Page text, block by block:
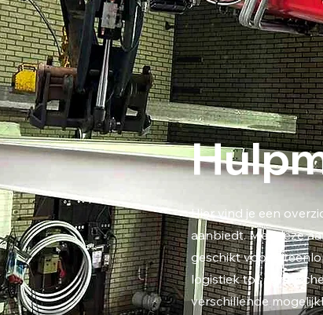
Hier vind je een
aanbiedt. Met deze
geschikt voor
logistiek tot
verschillende